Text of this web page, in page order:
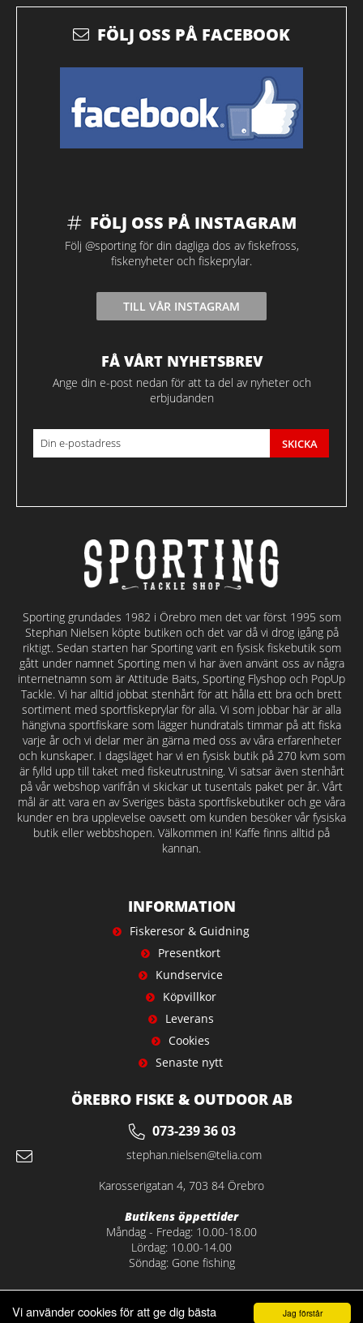
Jag förstår
Vi använder cookies för att ge dig bästa
FÖLJ OSS PÅ FACEBOOK
FÖLJ OSS PÅ INSTAGRAM
Följ @sporting för din dagliga dos av fiskefross,
fiskenyheter och fiskeprylar.
TILL VÅR INSTAGRAM
FÅ VÅRT NYHETSBREV
Ange din e-post nedan för att ta del av nyheter och
erbjudanden
SKICKA
Sporting grundades 1982 i Örebro men det var först 1995 som
Stephan Nielsen köpte butiken och det var då vi drog igång på
riktigt. Sedan starten har Sporting varit en fysisk fiskebutik som
gått under namnet Sporting men vi har även använt oss av några
internetnamn som är Attitude Baits, Sporting Flyshop och PopUp
Tackle. Vi har alltid jobbat stenhårt för att hålla ett bra och brett
sortiment med sportfiskeprylar för alla. Vi som jobbar här är alla
hängivna sportfiskare som lägger hundratals timmar på att fiska
varje år och vi delar mer än gärna med oss av våra erfarenheter
och kunskaper. I dagsläget har vi en fysisk butik på 270 kvm som
är fylld upp till taket med fiskeutrustning. Vi satsar även stenhårt
på vår webshop varifrån vi skickar ut tusentals paket per år. Vårt
mål är att vara en av Sveriges bästa sportfiskebutiker och ge våra
kunder en bra upplevelse oavsett om kunden besöker vår fysiska
butik eller webbshopen. Välkommen in! Kaffe finns alltid på
kannan.
INFORMATION
Fiskeresor & Guidning
Presentkort
Kundservice
Köpvillkor
Leverans
Cookies
Senaste nytt
ÖREBRO FISKE & OUTDOOR AB
073-239 36 03
stephan.nielsen@telia.com
Karosserigatan 4, 703 84 Örebro
Butikens öppettider
Måndag - Fredag: 10.00-18.00
Lördag: 10.00-14.00
Söndag: Gone fishing